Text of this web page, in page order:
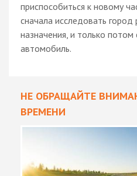
приспособиться к новому
сначала исследовать
назначения, и только потом
автомобиль.
НЕ ОБРАЩАЙТЕ
ВРЕМЕНИ